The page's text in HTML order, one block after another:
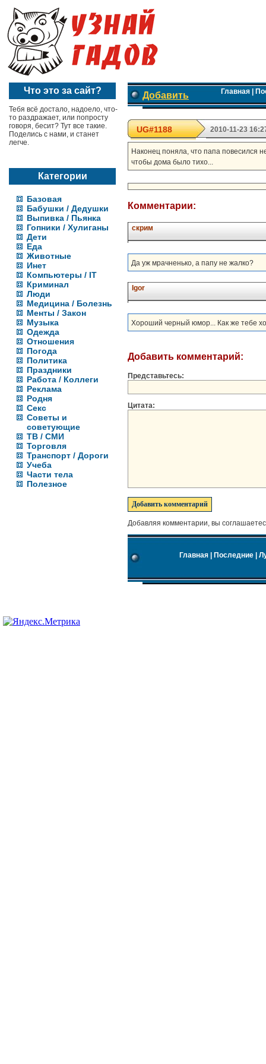
Что это за сайт?
Тебя всё достало, надоело, что-
то раздражает, или попросту
говоря, бесит? Тут все такие.
Поделись с нами, и станет
легче.
Категории
Базовая
Бабушки / Дедушки
Выпивка / Пьянка
Гопники / Хулиганы
Дети
Еда
Животные
Инет
Компьютеры / IT
Криминал
Люди
Медицина / Болезнь
Менты / Закон
Музыка
Одежда
Отношения
Погода
Политика
Праздники
Работа / Коллеги
Реклама
Родня
Секс
Советы и
советующие
ТВ / СМИ
Торговля
Транспорт / Дороги
Учеба
Части тела
Полезное
Добавить Главная|
UG#1188 2010-11-23
Наконец поняла, что папа повесился
чтобы дома было тихо...
Комментарии:
скрим
Да уж мрачненько, а папу не жалко?
Igor
Хороший черный юмор... Как же тебе
Добавить комментарий:
Представьтесь:
Цитата:
Добавляя комментарии, вы
Главная Последние